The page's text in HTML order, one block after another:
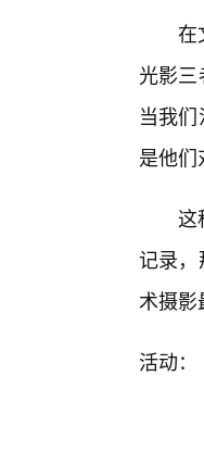
在
光影
当我
是他们
这
记录
术摄影
活动：